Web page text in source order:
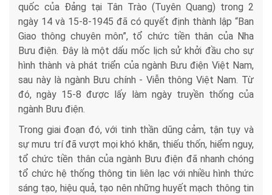
quốc của Đảng tại Tân Trào (Tuyên Quang) trong 2
ngày 14 và 15-8-1945 đã có quyết định thành lập “Ban
Giao thông chuyên môn”, tổ chức tiền thân của Nha
Bưu điện. Đây là một dấu mốc lịch sử khởi đầu cho sự
hình thành và phát triển của ngành Bưu điện Việt Nam,
sau này là ngành Bưu chính - Viễn thông Việt Nam. Từ
đó, ngày 15-8 được lấy làm ngày truyền thống của
ngành Bưu điện.
Trong giai đoạn đó, với tinh thần dũng cảm, tận tụy và
sự mưu trí đã vượt mọi khó khăn, thiếu thốn, hiểm nguy,
tổ chức tiền thân của ngành Bưu điện đã nhanh chóng
tổ chức hệ thống thông tin liên lạc với nhiều hình thức
sáng tạo, hiệu quả, tạo nên những huyết mạch thông tin